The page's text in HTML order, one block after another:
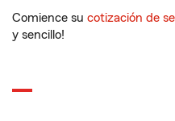
Comience su cotización de
y sencillo!